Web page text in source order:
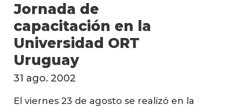
Jornada de
capacitación en la
Universidad ORT
Uruguay
31 ago. 2002
El viernes 23 de agosto se realizó en la